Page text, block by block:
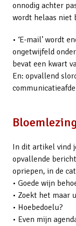
onnodig achter
wordt helaas niet
• ‘E-mail’ wordt
ongetwijfeld
bevat een kwart
En: opvallend
In dit artikel vind
opvallende
opriepen, in de
• Goede wijn
• Zoekt het maar
• Hoebedoelu?
• Even mijn